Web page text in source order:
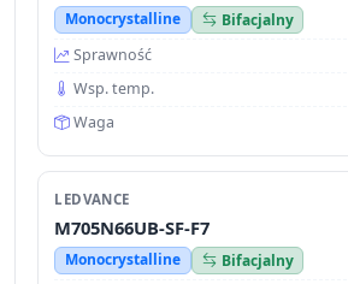
Monocrystalline
Bifacjalny
Sprawność
Wsp. temp.
Waga
LEDVANCE
M705N66UB-SF-F7
Monocrystalline
Bifacjalny